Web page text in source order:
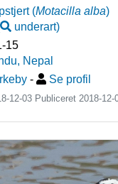
(Motacilla alba)
underart)
15
, Nepal
- Se profil
12-03 Publiceret 2018-12-